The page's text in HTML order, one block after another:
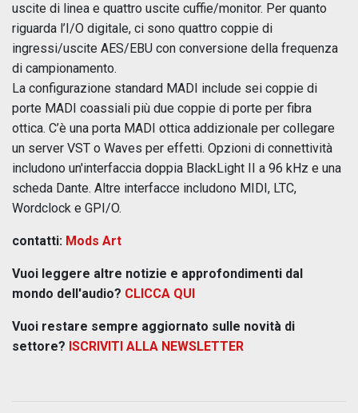
uscite di linea e quattro uscite cuffie/monitor. Per quanto
riguarda l’I/O digitale, ci sono quattro coppie di
ingressi/uscite AES/EBU con conversione della frequenza
di campionamento.
La configurazione standard MADI include sei coppie di
porte MADI coassiali più due coppie di porte per fibra
ottica. C’è una porta MADI ottica addizionale per collegare
un server VST o Waves per effetti. Opzioni di connettività
includono un'interfaccia doppia BlackLight II a 96 kHz e una
scheda Dante. Altre interfacce includono MIDI, LTC,
Wordclock e GPI/O.
contatti: Mods Art
Vuoi leggere altre notizie e approfondimenti dal
mondo dell'audio? CLICCA QUI
Vuoi restare sempre aggiornato sulle novità di
settore? ISCRIVITI ALLA NEWSLETTER